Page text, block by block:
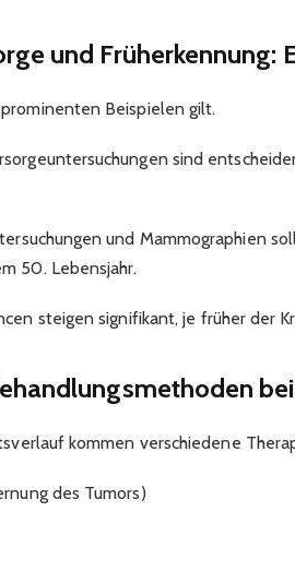
und Früherkennung:
Beispielen gilt.
sind
und Mammographien
50. Lebensjahr.
steigen signifikant, je früher der
kommen verschiedene
des Tumors)